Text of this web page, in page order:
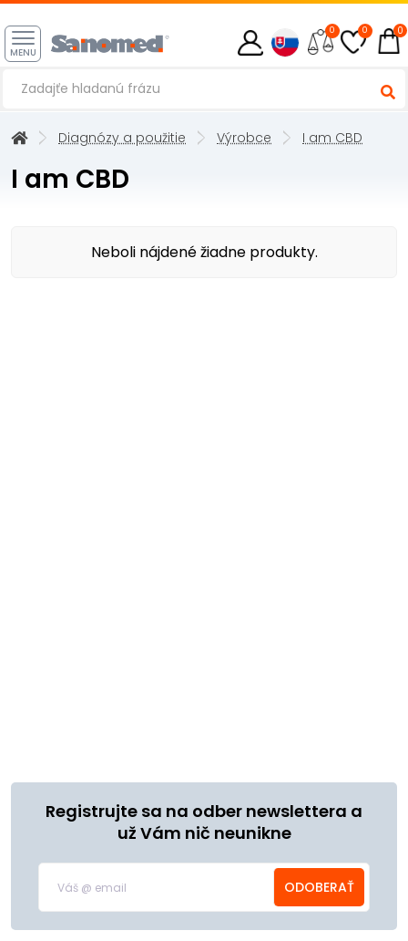
MENU
0 0 0
Diagnózy a použitie Výrobce I am CBD
I am CBD
Neboli nájdené žiadne produkty.
Registrujte sa na odber newslettera a
už Vám nič neunikne
ODOBERAŤ